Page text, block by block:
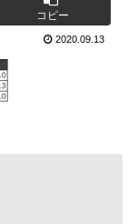
コピー
2020.09.13